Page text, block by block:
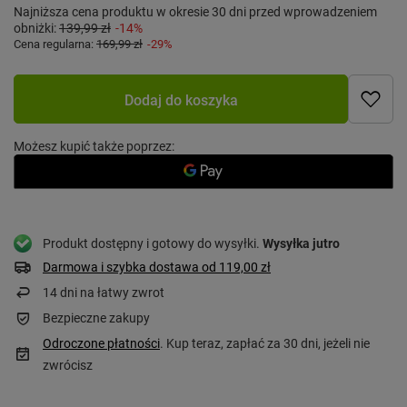
Najniższa cena produktu w okresie 30 dni przed wprowadzeniem
obniżki:139,99 zł -14%
Cena regularna: 169,99 zł -29%
Dodaj do koszyka
Możesz kupić także poprzez:
Produkt dostępny i gotowy do wysyłki Wysyłka jutro
Darmowa i szybka dostawa od 119,00 zł
14dni na łatwy zwrot
Bezpieczne zakupy
Odroczone płatności. Kup teraz, zapłać za 30 dni, jeżeli nie
zwrócisz